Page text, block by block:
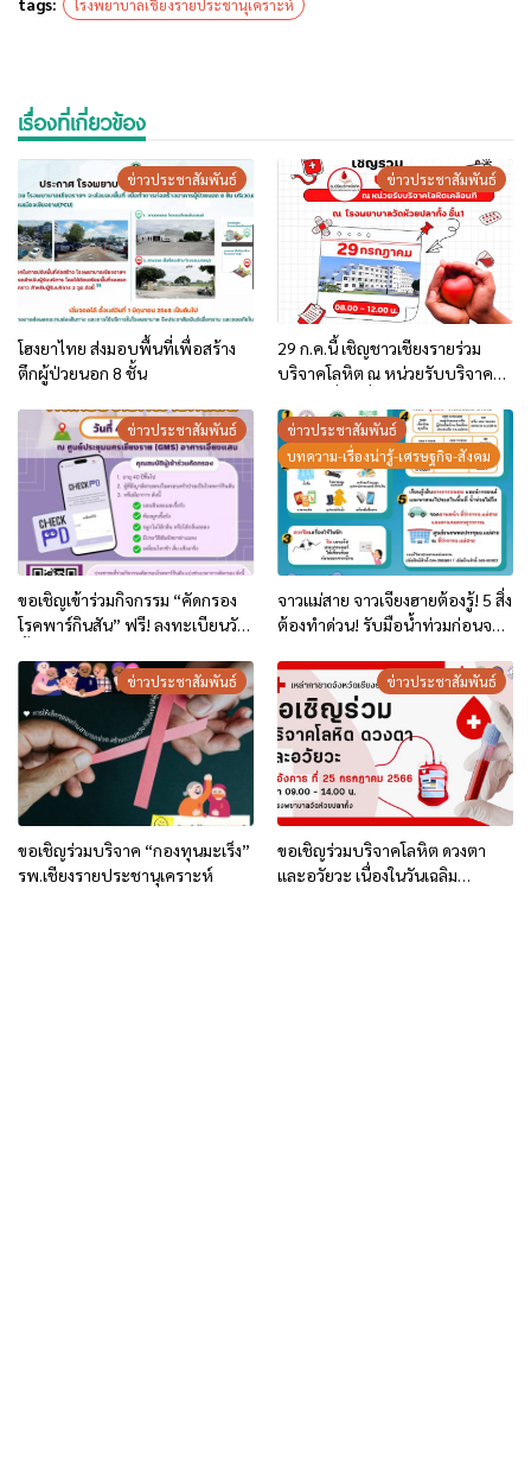
โรงพยาบาลเชียงรายประชานุเคราะห์
เรื่องที่เกี่ยวข้อง
ข่าวประชาสัมพันธ์
โฮงยาไทย ส่งมอบพื้นที่เพื่อสร้าง
ตึกผู้ป่วยนอก 8 ชั้น
ข่าวประชาสัมพันธ์
29 ก.ค.นี้ เชิญชาวเชียงรายร่วม
บริจาคโลหิต ณ หน่วยรับบริจาค
ปลากั้ง
ข่าวประชาสัมพันธ์
ขอเชิญเข้าร่วมกิจกรรม “คัดกรอง
โรคพาร์กินสัน” ฟรี! ลงทะเบียนวัน
ข่าวประชาสัมพันธ์
บทความ-เรื่องน่ารู้-เศรษฐกิจ-สังคม
จาวแม่สาย จาวเจียงฮายต้องรู้! 5 สิ่ง
ต้องทำด่วน! รับมือน้ำท่วมก่อนจะ
ข่าวประชาสัมพันธ์
ขอเชิญร่วมบริจาค “กองทุนมะเร็ง”
รพ.เชียงรายประชานุเคราะห์
ข่าวประชาสัมพันธ์
ขอเชิญร่วมบริจาคโลหิต ดวงตา
และอวัยวะ เนื่องในวันเฉลิม